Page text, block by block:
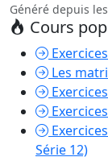
Généré depuis
Cours
Les
Série 12)